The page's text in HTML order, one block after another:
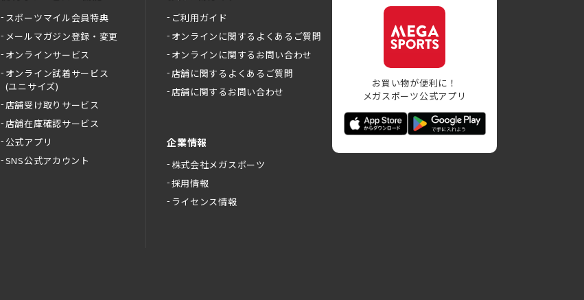
スポーツマイル会員特典
メールマガジン登録・変更
オンラインサービス
オンライン試着サービス
(ユニサイズ)
店舗受け取りサービス
店舗在庫確認サービス
公式アプリ
SNS公式アカウント
ご利用ガイド
オンラインに関するよくあるご質問
オンラインに関するお問い合わせ
店舗に関するよくあるご質問
店舗に関するお問い合わせ
企業情報
株式会社メガスポーツ
採用情報
ライセンス情報
お買い物が便利に！
メガスポーツ公式アプリ